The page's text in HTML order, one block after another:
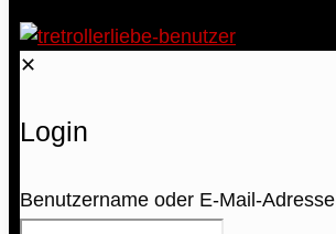
✕
Login
Benutzername oder E-Mail-Adresse